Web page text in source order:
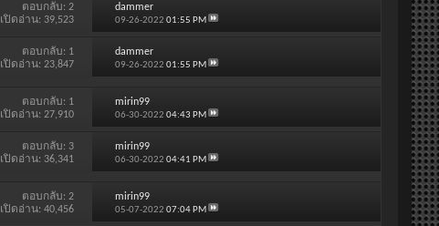
ตอบกลับ:2
เปิดอ่าน: 39,523
dammer
09-26-2022 01:55 PM
ตอบกลับ: 1
เปิดอ่าน: 23,847
dammer
09-26-2022 01:55 PM
ตอบกลับ: 1
เปิดอ่าน: 27,910
mirin99
06-30-2022 04:43 PM
ตอบกลับ: 3
เปิดอ่าน: 36,341
mirin99
06-30-2022 04:41 PM
ตอบกลับ:2
เปิดอ่าน: 40,456
mirin99
05-07-2022 07:04 PM